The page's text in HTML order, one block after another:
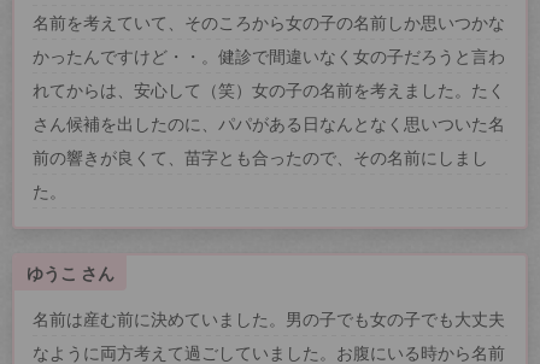
名前を考えていて、そのころから女の子の名前しか思いつかな
かったんですけど・・。健診で間違いなく女の子だろうと言わ
れてからは、安心して（笑）女の子の名前を考えました。たく
さん候補を出したのに、パパがある日なんとなく思いついた名
前の響きが良くて、苗字とも合ったので、その名前にしまし
た。
ゆうこ さん
名前は産む前に決めていました。男の子でも女の子でも大丈夫
なように両方考えて過ごしていました。お腹にいる時から名前